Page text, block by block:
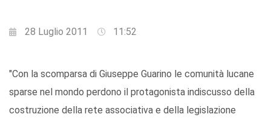
28 Luglio 2011 11:52
"Con la scomparsa di Giuseppe Guarino le comunità lucane
sparse nel mondo perdono il protagonista indiscusso della
costruzione della rete associativa e della legislazione